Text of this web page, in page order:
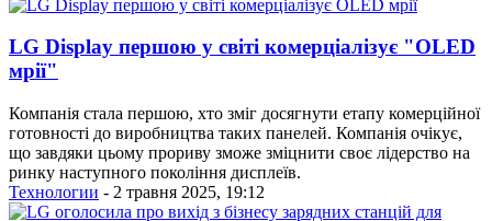
LG Display першою у світі комерціалізує "OLED
мрії"
Компанія стала першою, хто зміг досягнути етапу комерційної
готовності до виробництва таких панелей. Компанія очікує,
що завдяки цьому прориву зможе зміцнити своє лідерство на
ринку наступного покоління дисплеїв.
Технологии - 2 травня 2025, 19:12